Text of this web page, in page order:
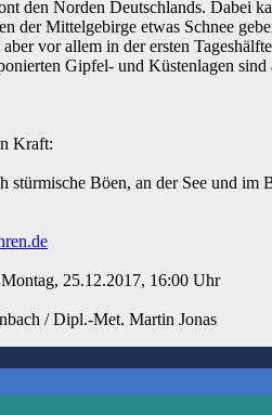
den Norden Deutschlands. Dabei
der Mittelgebirge etwas Schnee
vor allem in der ersten
Gipfel- und Küstenlagen
Kraft:
Böen, an der See und im
25.12.2017, 16:00 Uhr
/ Dipl.-Met. Martin Jonas